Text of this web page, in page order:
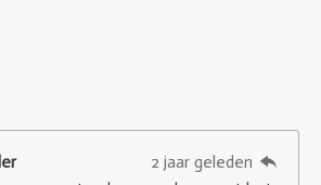
2 jaar geleden